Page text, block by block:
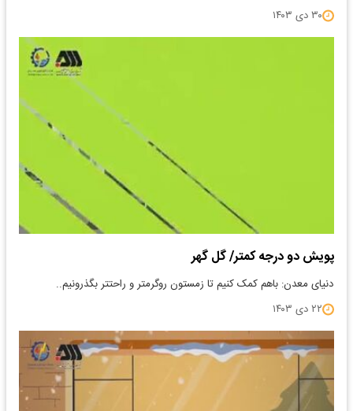
۳۰ دی ۱۴۰۳
پویش دو درجه کمتر/ گل گهر
دنیای معدن: باهم کمک کنیم تا زمستون رو‌گرمتر و راحتتر بگذرونیم..
۲۲ دی ۱۴۰۳